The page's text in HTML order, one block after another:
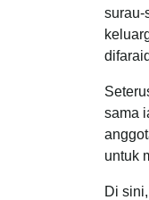
surau-
sama
untuk
Di